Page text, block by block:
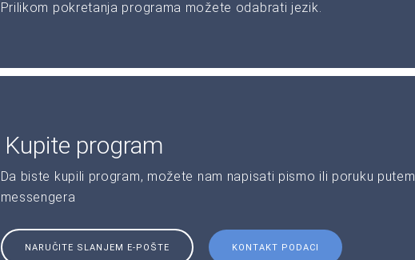
Prilikom pokretanja programa možete odabrati jezik.
Kupite program
Da biste kupili program, možete nam napisati pismo ili poruku putem
messengera
NARUČITE SLANJEM E-POŠTE KONTAKT PODACI